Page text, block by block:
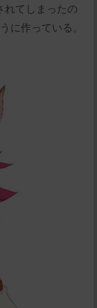
れてしまったの
に作っている。